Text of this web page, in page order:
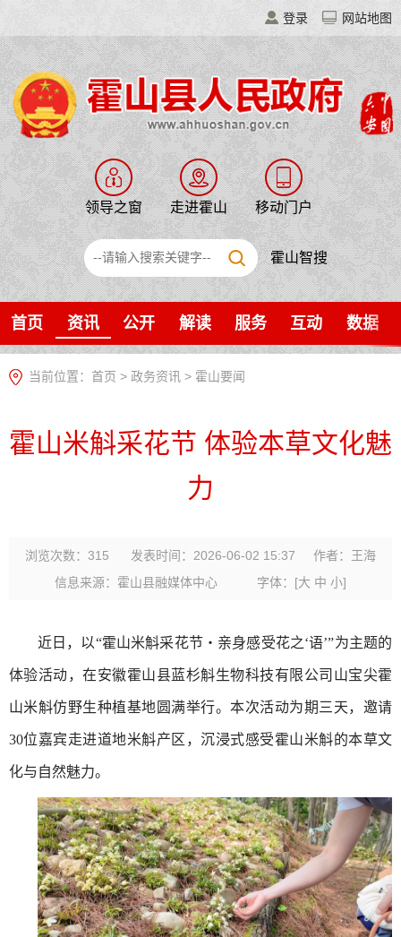
登录 网站地图
领导之窗 走进霍山 移动门户
霍山智搜
首页 资讯 公开 解读 服务 互动 数据
当前位置： 首页 > 政务资讯 > 霍山要闻
霍山米斛采花节 体验本草文化魅
力
浏览次数： 315 发表时间：2026-06-02 15:37
作者：王海
信息来源：霍山县融媒体中心
字体： [大 中 小]
近日，以“霍山米斛采花节・亲身感受花之‘语’”为主题的
体验活动，在安徽霍山县蓝杉斛生物科技有限公司山宝尖霍
山米斛仿野生种植基地圆满举行。本次活动为期三天，邀请
30位嘉宾走进道地米斛产区，沉浸式感受霍山米斛的本草文
化与自然魅力。